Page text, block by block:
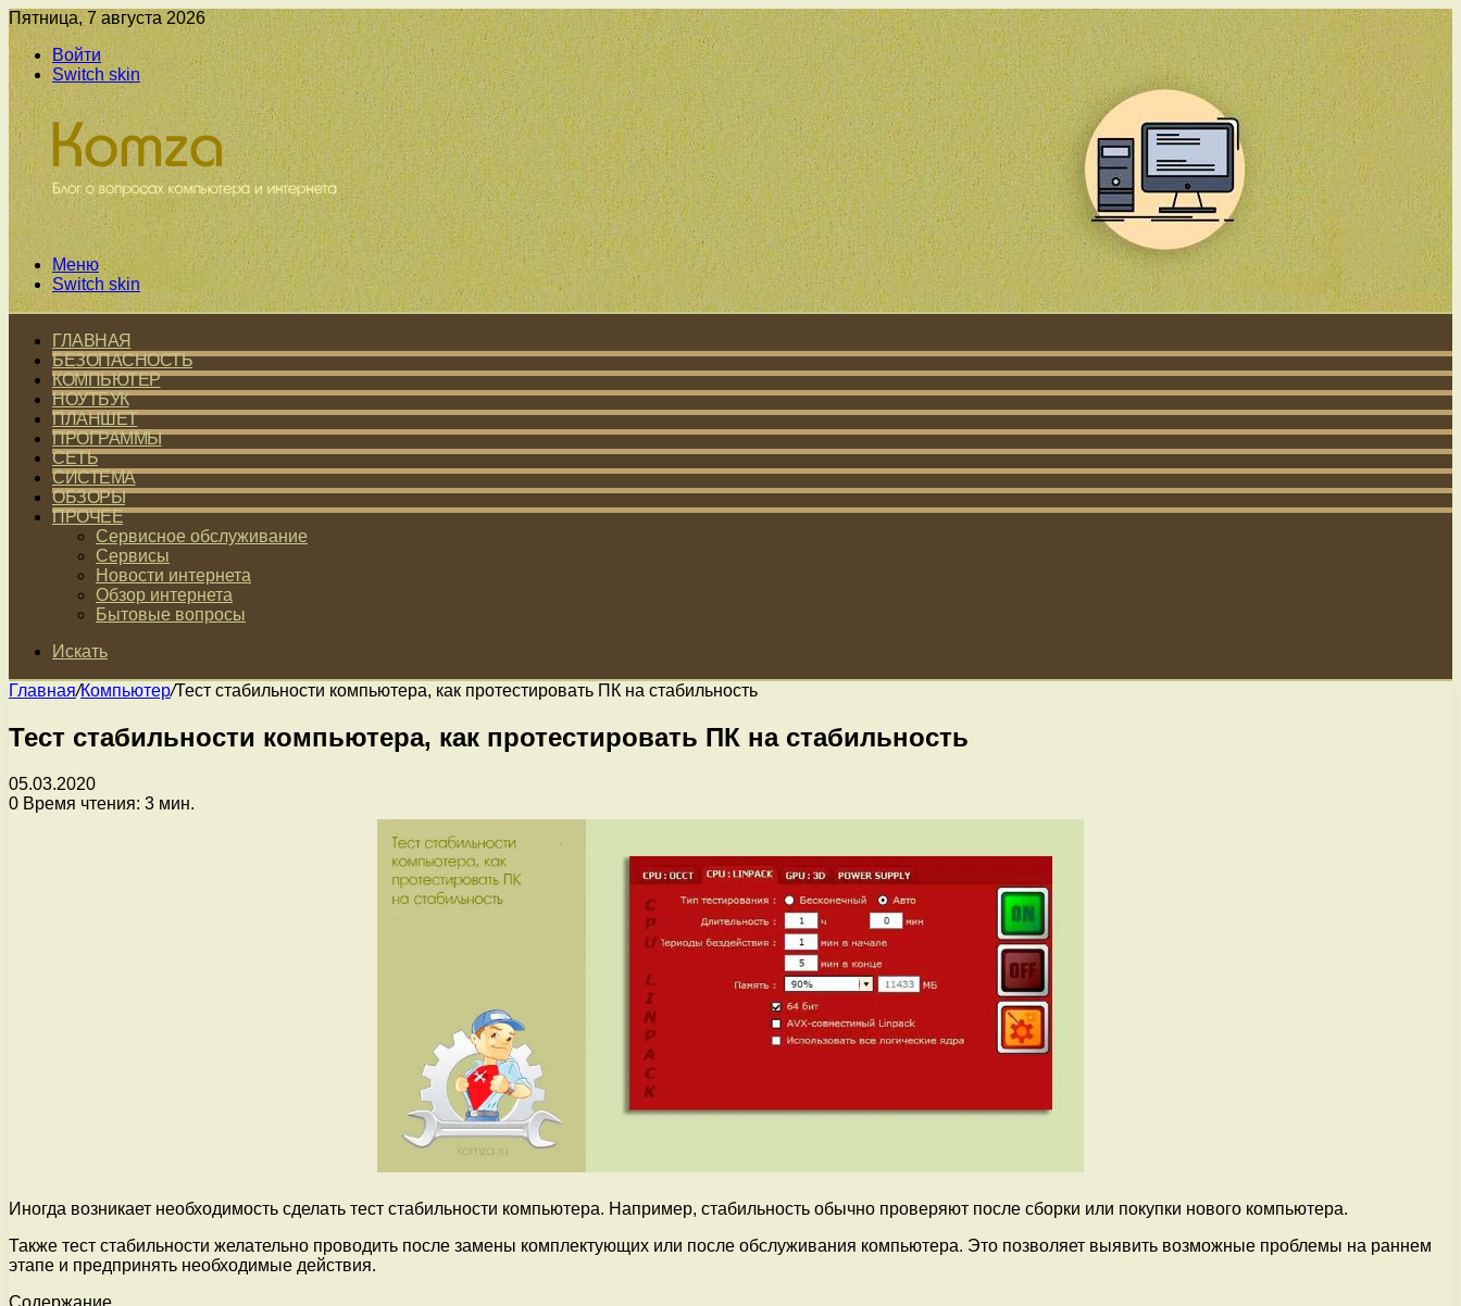
Пятница, 7 августа 2026
Войти
Switch skin
Меню
Switch skin
ГЛАВНАЯ
БЕЗОПАСНОСТЬ
КОМПЬЮТЕР
НОУТБУК
ПЛАНШЕТ
ПРОГРАММЫ
СЕТЬ
СИСТЕМА
ОБЗОРЫ
ПРОЧЕЕ
Сервисное обслуживание
Сервисы
Новости интернета
Обзор интернета
Бытовые вопросы
Искать
Главная/Компьютер/Тест стабильности компьютера, как протестировать ПК на стабильность
Тест стабильности компьютера, как протестировать ПК на стабильность
05.03.2020
0 Время чтения: 3 мин.
Иногда возникает необходимость сделать тест стабильности компьютера. Например, стабильность обычно проверяют после сборки или покупки нового компьютера.
Также тест стабильности желательно проводить после замены комплектующих или после обслуживания компьютера. Это позволяет выявить возможные проблемы на раннем
этапе и предпринять необходимые действия.
Содержание